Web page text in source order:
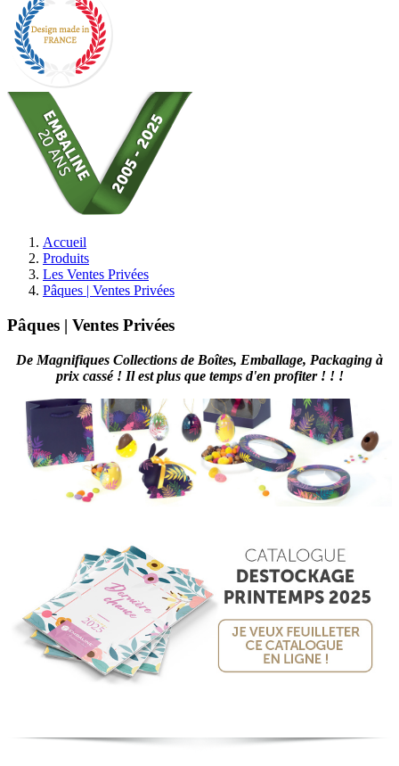
Accueil
Produits
Les Ventes Privées
Pâques | Ventes Privées
Pâques | Ventes Privées
De Magnifiques Collections de Boîtes, Emballage, Packaging à
prix cassé ! Il est plus que temps d'en profiter ! ! !